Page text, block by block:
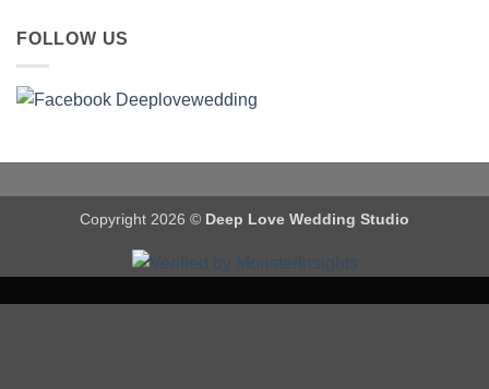
FOLLOW US
Copyright 2026 © Deep Love Wedding Studio